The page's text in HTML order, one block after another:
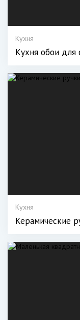
Кухня
Кухня обои для
Кухня
Керамические